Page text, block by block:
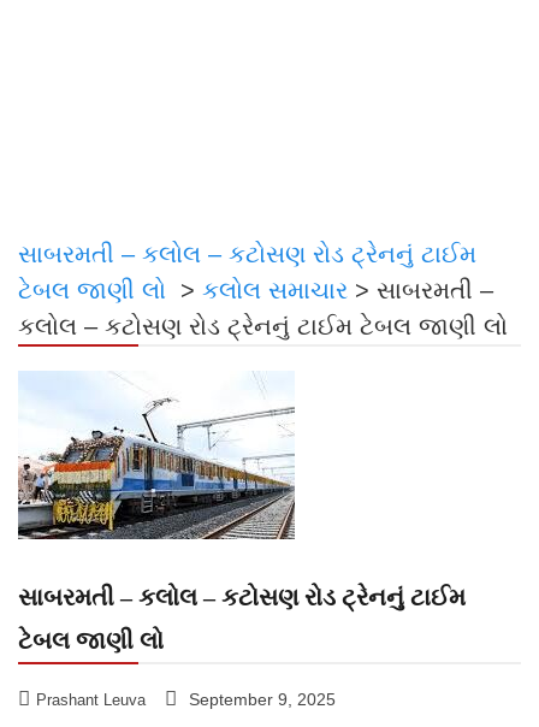
સાબરમતી – કલોલ – કટોસણ રોડ ટ્રેનનું ટાઈમ
ટેબલ જાણી લો
> કલોલ સમાચાર > સાબરમતી –
કલોલ – કટોસણ રોડ ટ્રેનનું ટાઈમ ટેબલ જાણી લો
સાબરમતી – કલોલ – કટોસણ રોડ ટ્રેનનું ટાઈમ
ટેબલ જાણી લો
Prashant Leuva September 9, 2025